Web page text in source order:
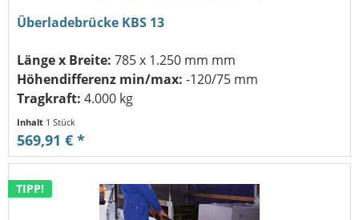
Überladebrücke KBS 13
Länge x Breite: 785 x 1.250 mm mm
Höhendifferenz min/max: -120/75 mm
Tragkraft: 4.000 kg
Inhalt 1 Stück
569,91 € *
TIPP!